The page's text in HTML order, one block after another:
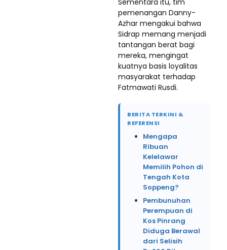
Sementara itu, tim
pemenangan Danny-
Azhar mengakui bahwa
Sidrap memang menjadi
tantangan berat bagi
mereka, mengingat
kuatnya basis loyalitas
masyarakat terhadap
Fatmawati Rusdi.
BERITA TERKINI &
REFERENSI
Mengapa
Ribuan
Kelelawar
Memilih Pohon di
Tengah Kota
Soppeng?
Pembunuhan
Perempuan di
Kos Pinrang
Diduga Berawal
dari Selisih